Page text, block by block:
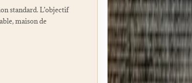
standard. L’objectif
maison de